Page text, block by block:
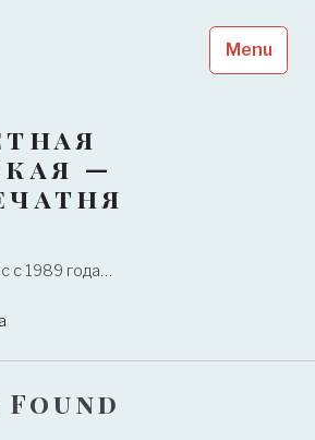
—
с 1989 года…
Menu